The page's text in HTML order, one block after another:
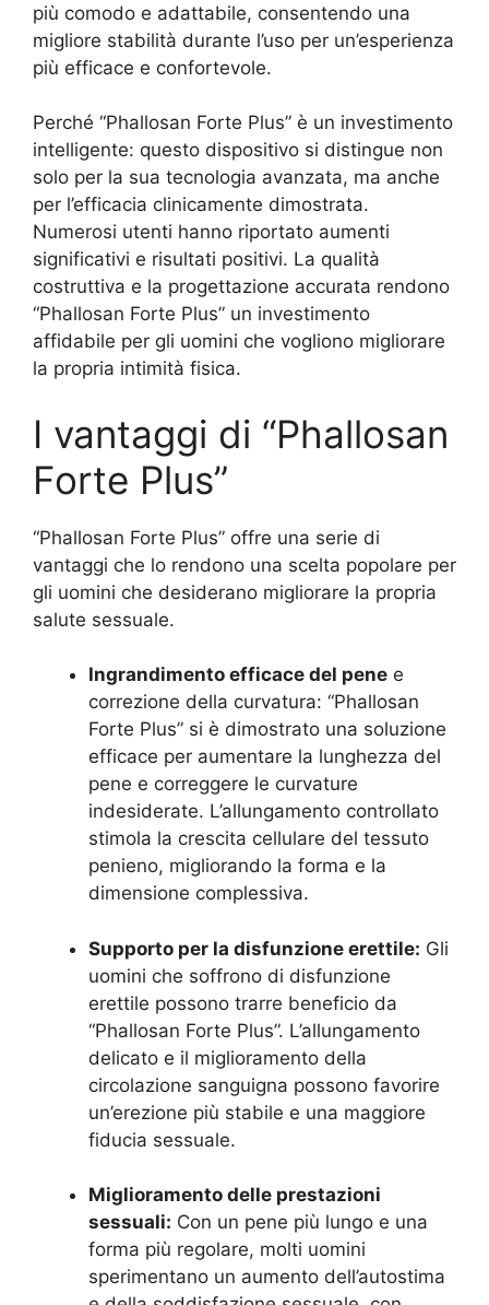
più comodo e adattabile, consentendo una
migliore stabilità durante l’uso per un’esperienza
più efficace e confortevole.
Perché “Phallosan Forte Plus” è un investimento
intelligente: questo dispositivo si distingue non
solo per la sua tecnologia avanzata, ma anche
per l’efficacia clinicamente dimostrata.
Numerosi utenti hanno riportato aumenti
significativi e risultati positivi. La qualità
costruttiva e la progettazione accurata rendono
“Phallosan Forte Plus” un investimento
affidabile per gli uomini che vogliono migliorare
la propria intimità fisica.
I vantaggi di “Phallosan
Forte Plus”
“Phallosan Forte Plus” offre una serie di
vantaggi che lo rendono una scelta popolare per
gli uomini che desiderano migliorare la propria
salute sessuale.
Ingrandimento efficace del pene e
correzione della curvatura: “Phallosan
Forte Plus” si è dimostrato una soluzione
efficace per aumentare la lunghezza del
pene e correggere le curvature
indesiderate. L’allungamento controllato
stimola la crescita cellulare del tessuto
penieno, migliorando la forma e la
dimensione complessiva.
Supporto per la disfunzione erettile: Gli
uomini che soffrono di disfunzione
erettile possono trarre beneficio da
“Phallosan Forte Plus”. L’allungamento
delicato e il miglioramento della
circolazione sanguigna possono favorire
un’erezione più stabile e una maggiore
fiducia sessuale.
Miglioramento delle prestazioni
sessuali: Con un pene più lungo e una
forma più regolare, molti uomini
sperimentano un aumento dell’autostima